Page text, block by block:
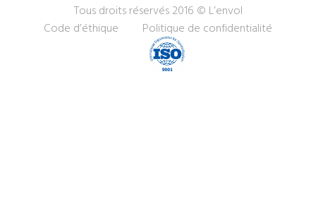
Tous droits réservés 2016 © L’envol
Code d’éthique
Politique de confidentialité